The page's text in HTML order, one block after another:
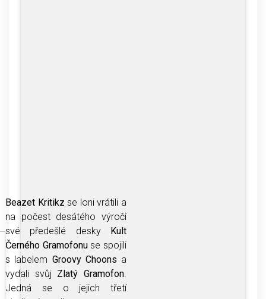
Beazet Kritikz se loni vrátili a
na počest desátého výročí
své předešlé desky Kult
Černého Gramofonuse spojili
s labelem Groovy Choons a
vydali svůj Zlatý Gramofon
Jedná se o jejich třetí